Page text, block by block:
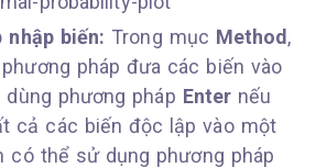
nhập biến: Trong mục Method,
pháp đưa các biến vào
phương pháp Enter nếu
cả các biến độc lập vào một
có thể sử dụng phương pháp